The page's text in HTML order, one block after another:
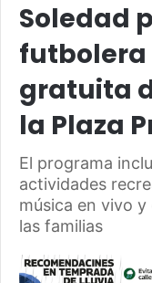
Soledad
futbolera
gratuita
la Plaza
El programa
actividades
música en vivo
las familias